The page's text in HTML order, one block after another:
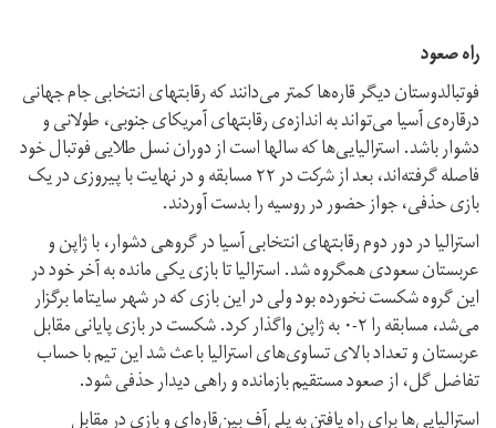
راه صعود
فوتبالدوستان دیگر قاره‌ها کمتر می‌دانند که رقابتهای انتخابی جام جهانی
درقاره‌ی آسیا می‌تواند به اندازه‌ی رقابتهای آمریکای جنوبی، طولانی و
دشوار باشد. استرالیایی‌ها که سالها است از دوران نسل طلایی فوتبال خود
فاصله گرفته‌اند، بعد از شرکت در ۲۲ مسابقه و در نهایت با پیروزی در یک
بازی حذفی، جواز حضور در روسیه را بدست آوردند.
استرالیا در دور دوم رقابتهای انتخابی آسیا در گروهی دشوار، با ژاپن و
عربستان سعودی همگروه شد. استرالیا تا بازی یکی مانده به آخر خود در
این گروه شکست نخورده بود ولی در این بازی که در شهر سایتاما برگزار
می‌شد، مسابقه را ۲-۰ به ژاپن واگذار کرد. شکست در بازی پایانی مقابل
عربستان و تعداد بالای تساوی‌های استرالیا باعث شد این تیم با حساب
تفاضل گل، از صعود مستقیم بازمانده و راهی دیدار حذفی شود.